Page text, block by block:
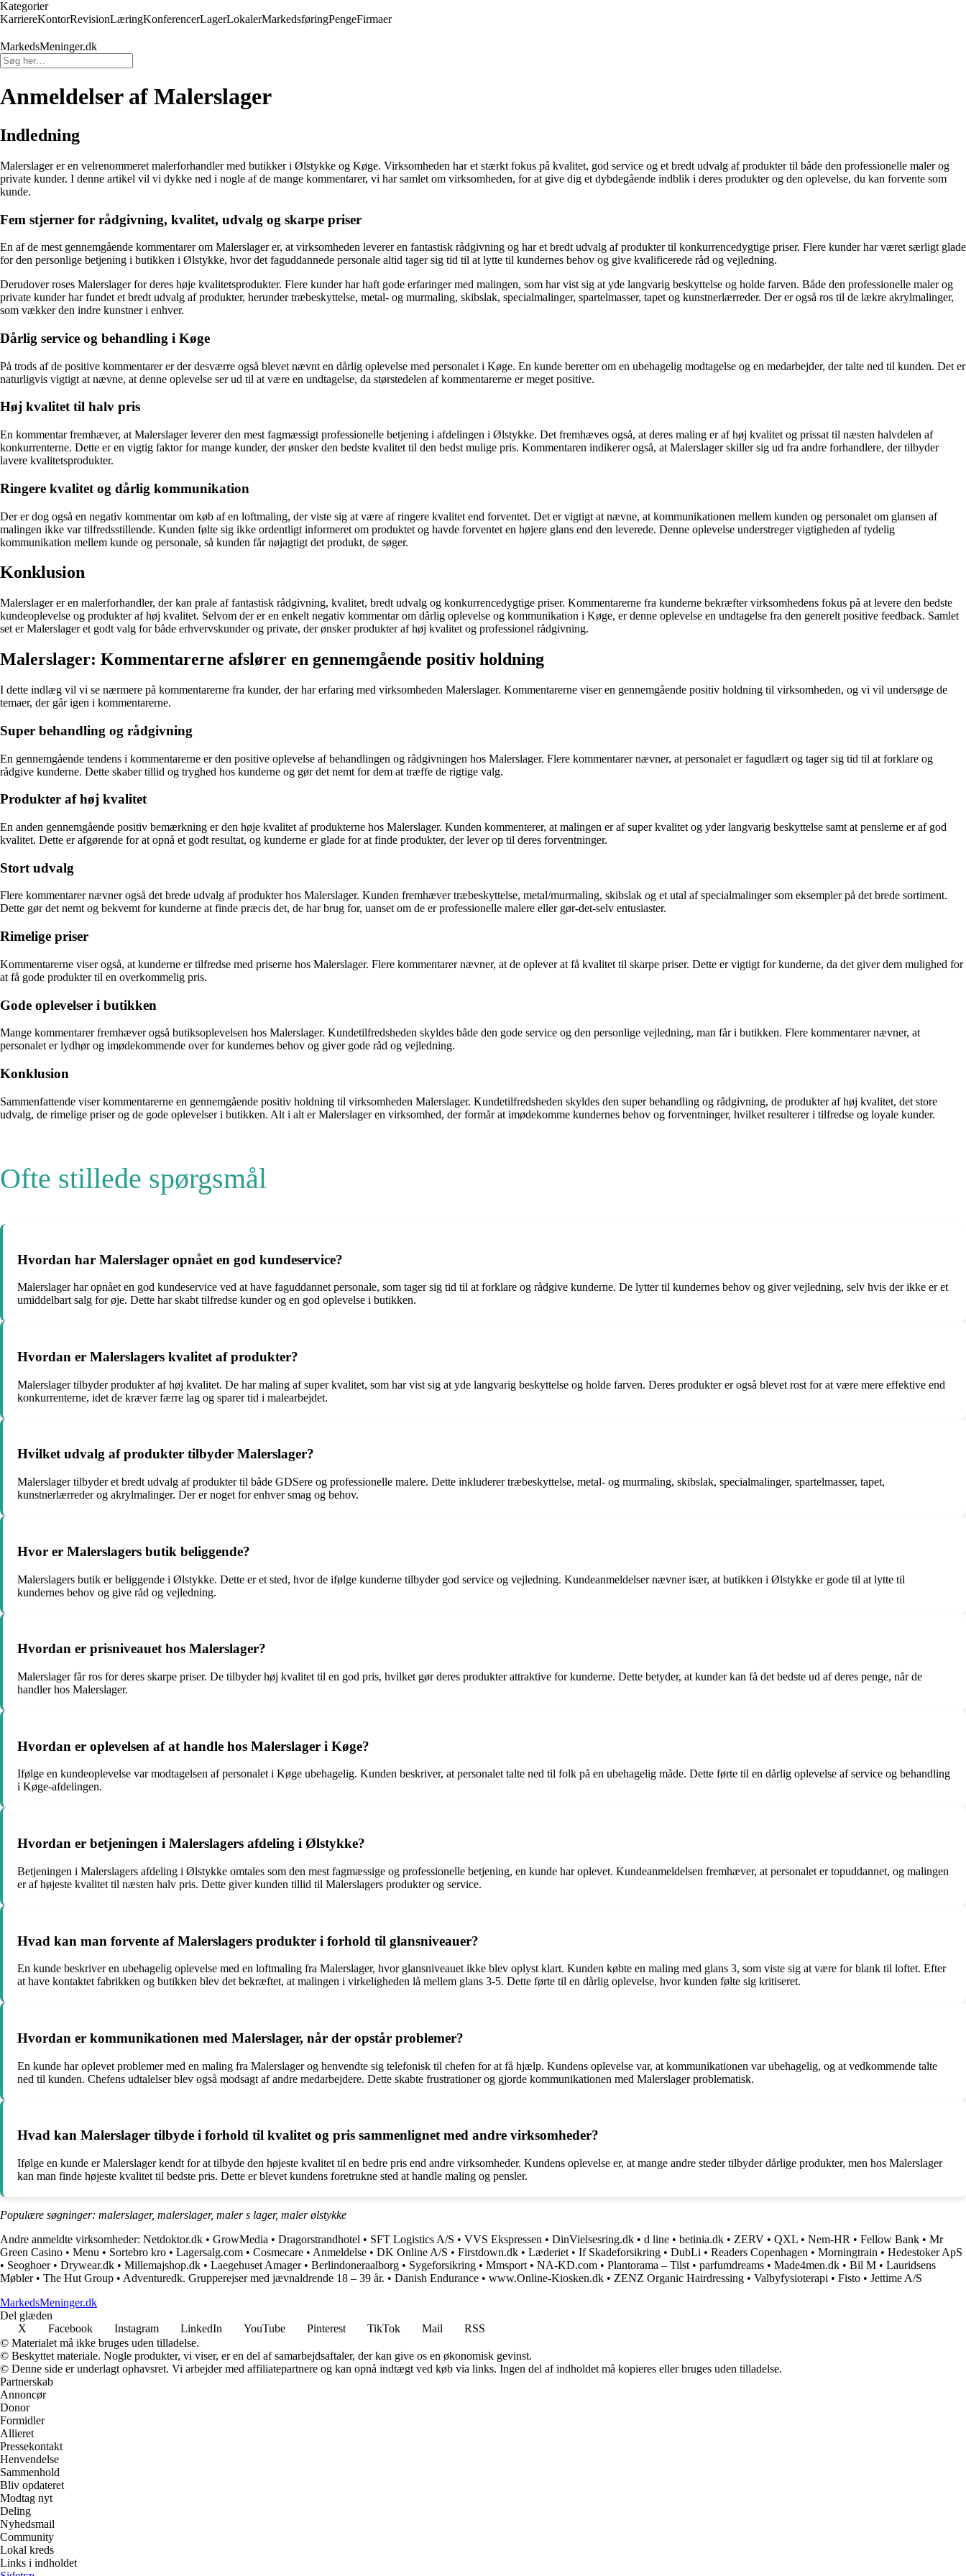
Kategorier
KarriereKontorRevisionLæringKonferencerLagerLokalerMarkedsføringPengeFirmaer
MarkedsMeninger.dk
Anmeldelser af Malerslager
Indledning
Malerslager er en velrenommeret malerforhandler med butikker i Ølstykke og Køge. Virksomheden har et stærkt fokus på kvalitet, god service og et bredt udvalg af produkter til både den professionelle maler og
private kunder. I denne artikel vil vi dykke ned i nogle af de mange kommentarer, vi har samlet om virksomheden, for at give dig et dybdegående indblik i deres produkter og den oplevelse, du kan forvente som
kunde.
Fem stjerner for rådgivning, kvalitet, udvalg og skarpe priser
En af de mest gennemgående kommentarer om Malerslager er, at virksomheden leverer en fantastisk rådgivning og har et bredt udvalg af produkter til konkurrencedygtige priser. Flere kunder har været særligt glade
for den personlige betjening i butikken i Ølstykke, hvor det faguddannede personale altid tager sig tid til at lytte til kundernes behov og give kvalificerede råd og vejledning.
Derudover roses Malerslager for deres høje kvalitetsprodukter. Flere kunder har haft gode erfaringer med malingen, som har vist sig at yde langvarig beskyttelse og holde farven. Både den professionelle maler og
private kunder har fundet et bredt udvalg af produkter, herunder træbeskyttelse, metal- og murmaling, skibslak, specialmalinger, spartelmasser, tapet og kunstnerlærreder. Der er også ros til de lækre akrylmalinger,
som vækker den indre kunstner i enhver.
Dårlig service og behandling i Køge
På trods af de positive kommentarer er der desværre også blevet nævnt en dårlig oplevelse med personalet i Køge. En kunde beretter om en ubehagelig modtagelse og en medarbejder, der talte ned til kunden. Det er
naturligvis vigtigt at nævne, at denne oplevelse ser ud til at være en undtagelse, da størstedelen af kommentarerne er meget positive.
Høj kvalitet til halv pris
En kommentar fremhæver, at Malerslager leverer den mest fagmæssigt professionelle betjening i afdelingen i Ølstykke. Det fremhæves også, at deres maling er af høj kvalitet og prissat til næsten halvdelen af
konkurrenterne. Dette er en vigtig faktor for mange kunder, der ønsker den bedste kvalitet til den bedst mulige pris. Kommentaren indikerer også, at Malerslager skiller sig ud fra andre forhandlere, der tilbyder
lavere kvalitetsprodukter.
Ringere kvalitet og dårlig kommunikation
Der er dog også en negativ kommentar om køb af en loftmaling, der viste sig at være af ringere kvalitet end forventet. Det er vigtigt at nævne, at kommunikationen mellem kunden og personalet om glansen af
malingen ikke var tilfredsstillende. Kunden følte sig ikke ordentligt informeret om produktet og havde forventet en højere glans end den leverede. Denne oplevelse understreger vigtigheden af tydelig
kommunikation mellem kunde og personale, så kunden får nøjagtigt det produkt, de søger.
Konklusion
Malerslager er en malerforhandler, der kan prale af fantastisk rådgivning, kvalitet, bredt udvalg og konkurrencedygtige priser. Kommentarerne fra kunderne bekræfter virksomhedens fokus på at levere den bedste
kundeoplevelse og produkter af høj kvalitet. Selvom der er en enkelt negativ kommentar om dårlig oplevelse og kommunikation i Køge, er denne oplevelse en undtagelse fra den generelt positive feedback. Samlet
set er Malerslager et godt valg for både erhvervskunder og private, der ønsker produkter af høj kvalitet og professionel rådgivning.
Malerslager: Kommentarerne afslører en gennemgående positiv holdning
I dette indlæg vil vi se nærmere på kommentarerne fra kunder, der har erfaring med virksomheden Malerslager. Kommentarerne viser en gennemgående positiv holdning til virksomheden, og vi vil undersøge de
temaer, der går igen i kommentarerne.
Super behandling og rådgivning
En gennemgående tendens i kommentarerne er den positive oplevelse af behandlingen og rådgivningen hos Malerslager. Flere kommentarer nævner, at personalet er fagudlært og tager sig tid til at forklare og
rådgive kunderne. Dette skaber tillid og tryghed hos kunderne og gør det nemt for dem at træffe de rigtige valg.
Produkter af høj kvalitet
En anden gennemgående positiv bemærkning er den høje kvalitet af produkterne hos Malerslager. Kunden kommenterer, at malingen er af super kvalitet og yder langvarig beskyttelse samt at penslerne er af god
kvalitet. Dette er afgørende for at opnå et godt resultat, og kunderne er glade for at finde produkter, der lever op til deres forventninger.
Stort udvalg
Flere kommentarer nævner også det brede udvalg af produkter hos Malerslager. Kunden fremhæver træbeskyttelse, metal/murmaling, skibslak og et utal af specialmalinger som eksempler på det brede sortiment.
Dette gør det nemt og bekvemt for kunderne at finde præcis det, de har brug for, uanset om de er professionelle malere eller gør-det-selv entusiaster.
Rimelige priser
Kommentarerne viser også, at kunderne er tilfredse med priserne hos Malerslager. Flere kommentarer nævner, at de oplever at få kvalitet til skarpe priser. Dette er vigtigt for kunderne, da det giver dem mulighed for
at få gode produkter til en overkommelig pris.
Gode oplevelser i butikken
Mange kommentarer fremhæver også butiksoplevelsen hos Malerslager. Kundetilfredsheden skyldes både den gode service og den personlige vejledning, man får i butikken. Flere kommentarer nævner, at
personalet er lydhør og imødekommende over for kundernes behov og giver gode råd og vejledning.
Konklusion
Sammenfattende viser kommentarerne en gennemgående positiv holdning til virksomheden Malerslager. Kundetilfredsheden skyldes den super behandling og rådgivning, de produkter af høj kvalitet, det store
udvalg, de rimelige priser og de gode oplevelser i butikken. Alt i alt er Malerslager en virksomhed, der formår at imødekomme kundernes behov og forventninger, hvilket resulterer i tilfredse og loyale kunder.
Ofte stillede spørgsmål
Hvordan har Malerslager opnået en god kundeservice?
Malerslager har opnået en god kundeservice ved at have faguddannet personale, som tager sig tid til at forklare og rådgive kunderne. De lytter til kundernes behov og giver vejledning, selv hvis der ikke er et
umiddelbart salg for øje. Dette har skabt tilfredse kunder og en god oplevelse i butikken.
Hvordan er Malerslagers kvalitet af produkter?
Malerslager tilbyder produkter af høj kvalitet. De har maling af super kvalitet, som har vist sig at yde langvarig beskyttelse og holde farven. Deres produkter er også blevet rost for at være mere effektive end
konkurrenterne, idet de kræver færre lag og sparer tid i malearbejdet.
Hvilket udvalg af produkter tilbyder Malerslager?
Malerslager tilbyder et bredt udvalg af produkter til både GDSere og professionelle malere. Dette inkluderer træbeskyttelse, metal- og murmaling, skibslak, specialmalinger, spartelmasser, tapet,
kunstnerlærreder og akrylmalinger. Der er noget for enhver smag og behov.
Hvor er Malerslagers butik beliggende?
Malerslagers butik er beliggende i Ølstykke. Dette er et sted, hvor de ifølge kunderne tilbyder god service og vejledning. Kundeanmeldelser nævner især, at butikken i Ølstykke er gode til at lytte til
kundernes behov og give råd og vejledning.
Hvordan er prisniveauet hos Malerslager?
Malerslager får ros for deres skarpe priser. De tilbyder høj kvalitet til en god pris, hvilket gør deres produkter attraktive for kunderne. Dette betyder, at kunder kan få det bedste ud af deres penge, når de
handler hos Malerslager.
Hvordan er oplevelsen af at handle hos Malerslager i Køge?
Ifølge en kundeoplevelse var modtagelsen af personalet i Køge ubehagelig. Kunden beskriver, at personalet talte ned til folk på en ubehagelig måde. Dette førte til en dårlig oplevelse af service og behandling
i Køge-afdelingen.
Hvordan er betjeningen i Malerslagers afdeling i Ølstykke?
Betjeningen i Malerslagers afdeling i Ølstykke omtales som den mest fagmæssige og professionelle betjening, en kunde har oplevet. Kundeanmeldelsen fremhæver, at personalet er topuddannet, og malingen
er af højeste kvalitet til næsten halv pris. Dette giver kunden tillid til Malerslagers produkter og service.
Hvad kan man forvente af Malerslagers produkter i forhold til glansniveauer?
En kunde beskriver en ubehagelig oplevelse med en loftmaling fra Malerslager, hvor glansniveauet ikke blev oplyst klart. Kunden købte en maling med glans 3, som viste sig at være for blank til loftet. Efter
at have kontaktet fabrikken og butikken blev det bekræftet, at malingen i virkeligheden lå mellem glans 3-5. Dette førte til en dårlig oplevelse, hvor kunden følte sig kritiseret.
Hvordan er kommunikationen med Malerslager, når der opstår problemer?
En kunde har oplevet problemer med en maling fra Malerslager og henvendte sig telefonisk til chefen for at få hjælp. Kundens oplevelse var, at kommunikationen var ubehagelig, og at vedkommende talte
ned til kunden. Chefens udtalelser blev også modsagt af andre medarbejdere. Dette skabte frustrationer og gjorde kommunikationen med Malerslager problematisk.
Hvad kan Malerslager tilbyde i forhold til kvalitet og pris sammenlignet med andre virksomheder?
Ifølge en kunde er Malerslager kendt for at tilbyde den højeste kvalitet til en bedre pris end andre virksomheder. Kundens oplevelse er, at mange andre steder tilbyder dårlige produkter, men hos Malerslager
kan man finde højeste kvalitet til bedste pris. Dette er blevet kundens foretrukne sted at handle maling og pensler.
Populære søgninger: malerslager, malerslager, maler s lager, maler ølstykke
Andre anmeldte virksomheder: Netdoktor.dk • GrowMedia • Dragorstrandhotel • SFT Logistics A/S • VVS Ekspressen • DinVielsesring.dk • d line • betinia.dk • ZERV • QXL • Nem-HR • Fellow Bank • Mr
Green Casino • Menu • Sortebro kro • Lagersalg.com • Cosmecare • Anmeldelse • DK Online A/S • Firstdown.dk • Læderiet • If Skadeforsikring • DubLi • Readers Copenhagen • Morningtrain • Hedestoker ApS
• Seoghoer• Drywear.dk • Millemajshop.dk • Laegehuset Amager• Berlindoneraalborg • Sygeforsikring • Mmsport • NA-KD.com • Plantorama – Tilst • parfumdreams • Made4men.dk • Bil M • Lauridsens
Møbler• The Hut Group • Adventuredk. Grupperejser med jævnaldrende 18 – 39 år. • Danish Endurance • www.Online-Kiosken.dk • ZENZ Organic Hairdressing • Valbyfysioterapi • Fisto • Jettime A/S
MarkedsMeninger.dk
Del glæden
X
Facebook Instagram LinkedIn YouTube Pinterest TikTok Mail
RSS
© Materialet må ikke bruges uden tilladelse.
© Beskyttet materiale. Nogle produkter, vi viser, er en del af samarbejdsaftaler, der kan give os en økonomisk gevinst.
© Denne side er underlagt ophavsret. Vi arbejder med affiliatepartnere og kan opnå indtægt ved køb via links. Ingen del af indholdet må kopieres eller bruges uden tilladelse.
Partnerskab
Annoncør
Donor
Formidler
Allieret
Pressekontakt
Henvendelse
Sammenhold
Bliv opdateret
Modtag nyt
Deling
Nyhedsmail
Community
Lokal kreds
Links i indholdet